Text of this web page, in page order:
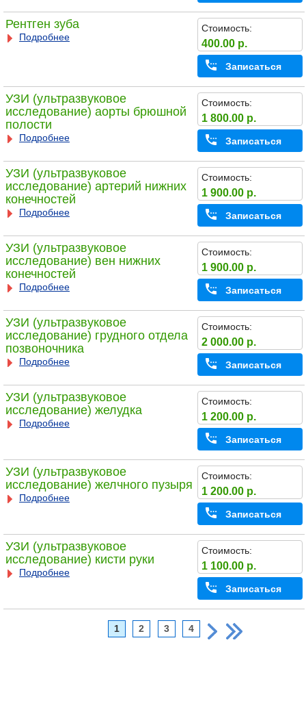
Рентген зуба
Подробнее
Стоимость:
400.00 р.
Записаться
УЗИ (ультразвуковое
исследование) аорты брюшной
полости
Подробнее
Стоимость:
1 800.00 р.
Записаться
УЗИ (ультразвуковое
исследование) артерий нижних
конечностей
Подробнее
Стоимость:
1 900.00 р.
Записаться
УЗИ (ультразвуковое
исследование) вен нижних
конечностей
Подробнее
Стоимость:
1 900.00 р.
Записаться
УЗИ (ультразвуковое
исследование) грудного отдела
позвоночника
Подробнее
Стоимость:
2 000.00 р.
Записаться
УЗИ (ультразвуковое
исследование) желудка
Подробнее
Стоимость:
1 200.00 р.
Записаться
УЗИ (ультразвуковое
исследование) желчного пузыря
Подробнее
Стоимость:
1 200.00 р.
Записаться
УЗИ (ультразвуковое
исследование) кисти руки
Подробнее
Стоимость:
1 100.00 р.
Записаться
1 2 3 4